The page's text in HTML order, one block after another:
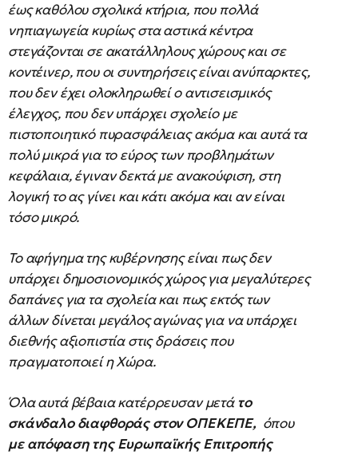
έως καθόλου σχολικά κτήρια, που πολλά
νηπιαγωγεία κυρίως στα αστικά κέντρα
στεγάζονται σε ακατάλληλους χώρους και σε
κοντέινερ, που οι συντηρήσεις είναι ανύπαρκτες,
που δεν έχει ολοκληρωθεί ο αντισεισμικός
έλεγχος, που δεν υπάρχει σχολείο με
πιστοποιητικό πυρασφάλειας ακόμα και αυτά τα
πολύ μικρά για το εύρος των προβλημάτων
κεφάλαια, έγιναν δεκτά με ανακούφιση, στη
λογική το ας γίνει και κάτι ακόμα και αν είναι
τόσο μικρό.
Το αφήγημα της κυβέρνησης είναι πως δεν
υπάρχει δημοσιονομικός χώρος για μεγαλύτερες
δαπάνες για τα σχολεία και πως εκτός των
άλλων δίνεται μεγάλος αγώνας για να υπάρχει
διεθνής αξιοπιστία στις δράσεις που
πραγματοποιεί η Χώρα.
Όλα αυτά βέβαια κατέρρευσαν μετά το
σκάνδαλο διαφθοράς στον ΟΠΕΚΕΠΕ, όπου
με απόφαση της Ευρωπαϊκής Επιτροπής